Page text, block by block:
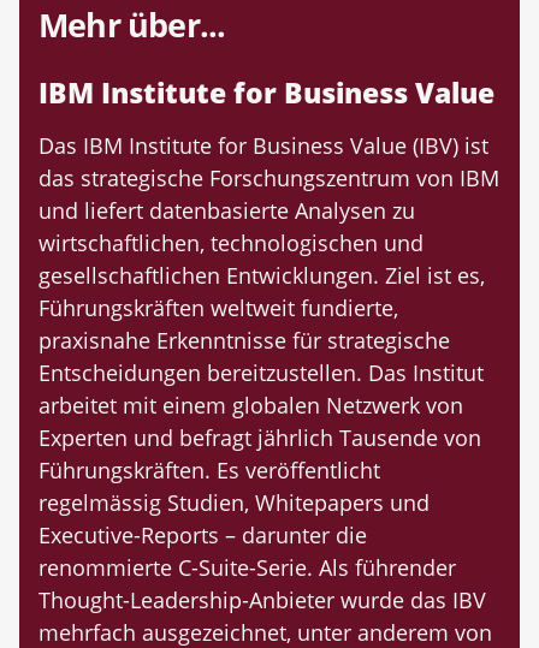
Mehr über...
IBM Institute for Business Value
Das IBM Institute for Business Value (IBV) ist
das strategische Forschungszentrum von IBM
und liefert datenbasierte Analysen zu
wirtschaftlichen, technologischen und
gesellschaftlichen Entwicklungen. Ziel ist es,
Führungskräften weltweit fundierte,
praxisnahe Erkenntnisse für strategische
Entscheidungen bereitzustellen. Das Institut
arbeitet mit einem globalen Netzwerk von
Experten und befragt jährlich Tausende von
Führungskräften. Es veröffentlicht
regelmässig Studien, Whitepapers und
Executive-Reports – darunter die
renommierte C-Suite-Serie. Als führender
Thought-Leadership-Anbieter wurde das IBV
mehrfach ausgezeichnet, unter anderem von